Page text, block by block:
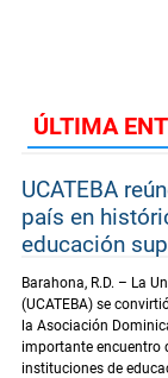
ÚLTIMA
UCATEBA
país en
educación
Barahona, R.D. – La
(UCATEBA) se
la Asociación
importante encuentro
instituciones de